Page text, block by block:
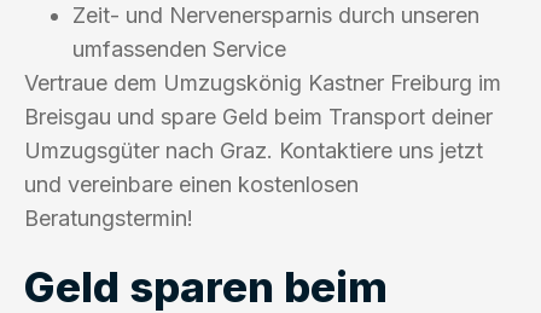
Zeit- und Nervenersparnis durch unseren
umfassenden Service
Vertraue dem Umzugskönig Kastner Freiburg im
Breisgau und spare Geld beim Transport deiner
Umzugsgüter nach Graz. Kontaktiere uns jetzt
und vereinbare einen kostenlosen
Beratungstermin!
Geld sparen beim